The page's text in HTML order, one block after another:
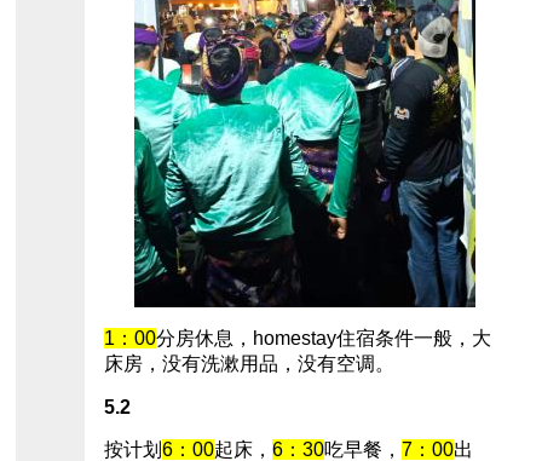
1：00分房休息，homestay住宿条件一般，大
床房，没有洗漱用品，没有空调。
5.2
按计划 6：00起床， 6：30吃早餐， 7：00出